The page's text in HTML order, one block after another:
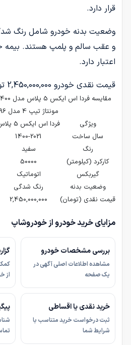
قرار دارد.
وضعیت بدنه خودرو شامل رنگ
اعتبار دارد.
قیمت نقدی خودرو 2,450,000,000 تومان اعلام شده است.
مونتاژ تیپ 4 مدل 1396-2017
ویژگی
فردا اس ایکس 5 پلاس
سال ساخت
1400-2021
رنگ
سفید
کارکرد (کیلومتر)
50000
گیربکس
اتوماتیک
وضعیت بدنه
رنگ شدگی
قیمت نقدی (تومان)
2,450,000,000
مزایای خرید خودرو از خودروشاپ
بررسی مشخصات خودرو
مشاهده اطلاعات اصلی آگهی در
یک صفحه
از
خرید نقدی یا اقساطی
ثبت درخواست خرید متناسب با
شرایط شما